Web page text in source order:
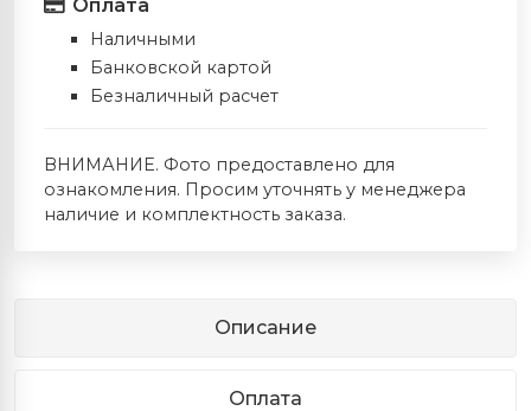
Оплата
Наличными
Банковской картой
Безналичный расчет
ВНИМАНИЕ. Фото предоставлено для
ознакомления. Просим уточнять у менеджера
наличие и комплектность заказа.
Описание
Оплата